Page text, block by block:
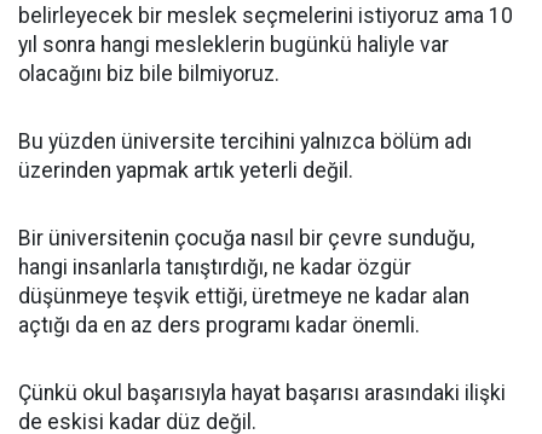
belirleyecek bir meslek seçmelerini istiyoruz ama 10
yıl sonra hangi mesleklerin bugünkü haliyle var
olacağını biz bile bilmiyoruz.
Bu yüzden üniversite tercihini yalnızca bölüm adı
üzerinden yapmak artık yeterli değil.
Bir üniversitenin çocuğa nasıl bir çevre sunduğu,
hangi insanlarla tanıştırdığı, ne kadar özgür
düşünmeye teşvik ettiği, üretmeye ne kadar alan
açtığı da en az ders programı kadar önemli.
Çünkü okul başarısıyla hayat başarısı arasındaki ilişki
de eskisi kadar düz değil.